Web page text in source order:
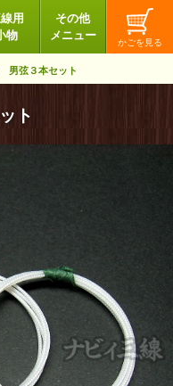
用
物
その他
メニュー
男弦３本セット
ト